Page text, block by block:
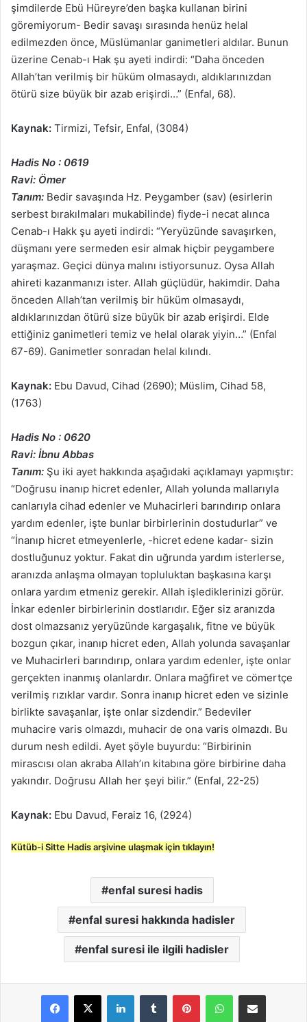
şimdilerde Ebü Hüreyre’den başka kullanan birini
göremiyorum- Bedir savaşı sırasında henüz helal
edilmezden önce, Müslümanlar ganimetleri aldılar. Bunun
üzerine Cenab-ı Hak şu ayeti indirdi: “Daha önceden
Allah’tan verilmiş bir hüküm olmasaydı, aldıklarınızdan
ötürü size büyük bir azab erişirdi…” (Enfal, 68).
Kaynak: Tirmizi, Tefsir, Enfal, (3084)
Hadis No : 0619
Ravi: Ömer
Tanım: Bedir savaşında Hz. Peygamber (sav) (esirlerin
serbest bırakılmaları mukabilinde) fiyde-i necat alınca
Cenab-ı Hakk şu ayeti indirdi: “Yeryüzünde savaşırken,
düşmanı yere sermeden esir almak hiçbir peygambere
yaraşmaz. Geçici dünya malını istiyorsunuz. Oysa Allah
ahireti kazanmanızı ister. Allah güçlüdür, hakimdir. Daha
önceden Allah’tan verilmiş bir hüküm olmasaydı,
aldıklarınızdan ötürü size büyük bir azab erişirdi. Elde
ettiğiniz ganimetleri temiz ve helal olarak yiyin…” (Enfal
67-69). Ganimetler sonradan helal kılındı.
Kaynak: Ebu Davud, Cihad (2690); Müslim, Cihad 58,
(1763)
Hadis No : 0620
Ravi: İbnu Abbas
Tanım: Şu iki ayet hakkında aşağıdaki açıklamayı yapmıştır:
“Doğrusu inanıp hicret edenler, Allah yolunda mallarıyla
canlarıyla cihad edenler ve Muhacirleri barındırıp onlara
yardım edenler, işte bunlar birbirlerinin dostudurlar” ve
“İnanıp hicret etmeyenlerle, -hicret edene kadar- sizin
dostluğunuz yoktur. Fakat din uğrunda yardım isterlerse,
aranızda anlaşma olmayan topluluktan başkasına karşı
onlara yardım etmeniz gerekir. Allah işlediklerinizi görür.
İnkar edenler birbirlerinin dostlarıdır. Eğer siz aranızda
dost olmazsanız yeryüzünde kargaşalık, fitne ve büyük
bozgun çıkar, inanıp hicret eden, Allah yolunda savaşanlar
ve Muhacirleri barındırıp, onlara yardım edenler, işte onlar
gerçekten inanmış olanlardır. Onlara mağfiret ve cömertçe
verilmiş rızıklar vardır. Sonra inanıp hicret eden ve sizinle
birlikte savaşanlar, işte onlar sizdendir.” Bedeviler
muhacire varis olmazdı, muhacir de ona varis olmazdı. Bu
durum nesh edildi. Ayet şöyle buyurdu: “Birbirinin
mirascısı olan akraba Allah’ın kitabına göre birbirine daha
yakındır. Doğrusu Allah her şeyi bilir.” (Enfal, 22-25)
Kaynak: Ebu Davud, Feraiz 16, (2924)
Kütüb-i Sitte Hadis arşivine ulaşmak için tıklayın!
enfal suresi hadis
enfal suresi hakkında hadisler
enfal suresi ile ilgili hadisler